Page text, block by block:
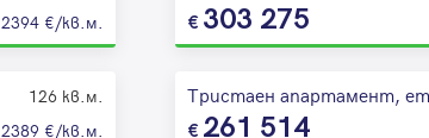
2394 €/кв.м. 303 275
126 кв.м.
2389 €/кв.м.
Тристаен апартамент,
261 514